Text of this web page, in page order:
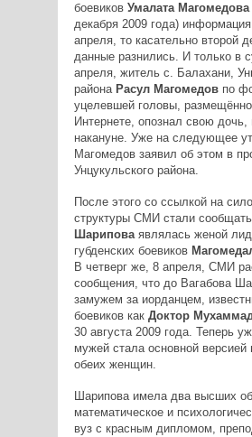
боевиков Умалата Магомедова
декабря 2009 года)
апреля, то касательно второй
данные разнились. И только в
апреля, житель с. Балахани,
района Расул Магомедов по
уцелевшей головы,
Интернете, опознал свою
накануне. Уже на следующее
Магомедов заявил об этом в
Унцукульского района.
После этого со ссылкой на
структуры СМИ стали
Шариповаявлялась женой
губденских боевиков
В четверг же, 8 апреля, СМИ
сообщения, что до Вагабова
замужем за иорданцем,
боевиков как Доктор
30 августа 2009 года. Теперь
мужей стала основной версией
обеих женщин.
Шарипова имела два высших
математическое и
вуз с красным дипломом,